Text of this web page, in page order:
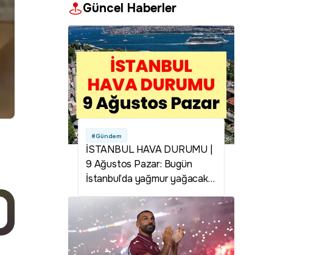
Güncel Haberler
#Gündem
İSTANBUL HAVA DURUMU |
9 Ağustos Pazar: Bugün
İstanbul’da yağmur yağacak
olacak?